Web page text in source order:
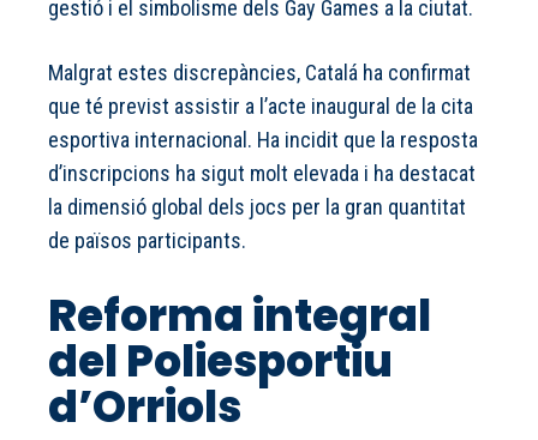
gestió i el simbolisme dels Gay Games a la ciutat.
Malgrat estes discrepàncies, Catalá ha confirmat
que té previst assistir a l’acte inaugural de la cita
esportiva internacional. Ha incidit que la resposta
d’inscripcions ha sigut molt elevada i ha destacat
la dimensió global dels jocs per la gran quantitat
de països participants.
Reforma integral
del Poliesportiu
d’Orriols